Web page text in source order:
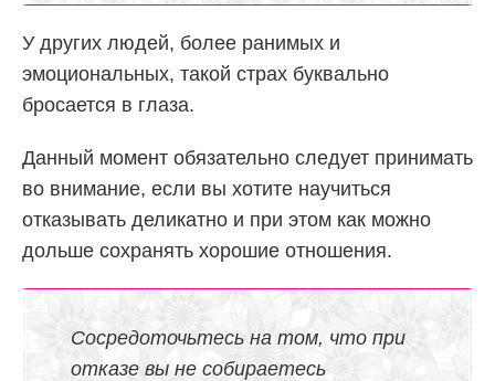
У других людей, более ранимых и
эмоциональных, такой страх буквально
бросается в глаза.
Данный момент обязательно следует принимать
во внимание, если вы хотите научиться
отказывать деликатно и при этом как можно
дольше сохранять хорошие отношения.
Сосредоточьтесь на том, что при
отказе вы не собираетесь